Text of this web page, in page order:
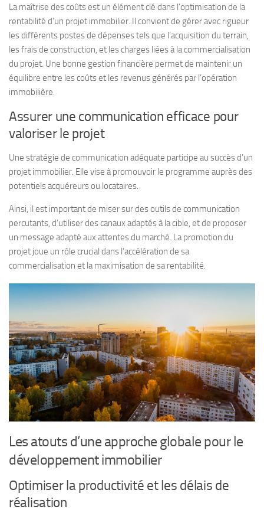
La maîtrise des coûts est un élément clé dans l’optimisation de la
rentabilité d’un projet immobilier. Il convient de gérer avec rigueur
les différents postes de dépenses tels que l’acquisition du terrain,
les frais de construction, et les charges liées à la commercialisation
du projet. Une bonne gestion financière permet de maintenir un
équilibre entre les coûts et les revenus générés par l’opération
immobilière.
Assurer une communication efficace pour
valoriser le projet
Une stratégie de communication adéquate participe au succès d’un
projet immobilier. Elle vise à promouvoir le programme auprès des
potentiels acquéreurs ou locataires.
Ainsi, il est important de miser sur des outils de communication
percutants, d’utiliser des canaux adaptés à la cible, et de proposer
un message adapté aux attentes du marché. La promotion du
projet joue un rôle crucial dans l’accélération de sa
commercialisation et la maximisation de sa rentabilité.
Les atouts d’une approche globale pour le
développement immobilier
Optimiser la productivité et les délais de
réalisation